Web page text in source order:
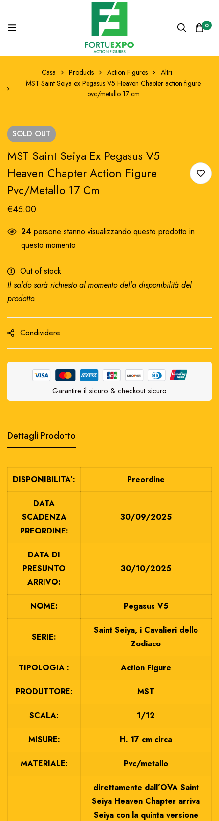
0
Casa Products Action Figures
Altri
MST Saint Seiya ex Pegasus V5 Heaven Chapter action figure
pvc/metallo 17 cm
SOLD OUT
MST Saint Seiya Ex Pegasus V5
Heaven Chapter Action Figure
Pvc/metallo 17 Cm
€45.00
24 persone stanno visualizzando questo prodotto in
questo momento
Out of stock
Il saldo sarà richiesto al momento della disponibilità del
prodotto.
Condividere
Garantire il sicuro & checkout sicuro
Dettagli Prodotto
DISPONIBILITA’: Preordine
DATA
SCADENZA
PREORDINE:
30/09/2025
DATA DI
PRESUNTO
ARRIVO:
30/10/2025
NOME: Pegasus V5
SERIE:
Saint Seiya, i Cavalieri dello
Zodiaco
TIPOLOGIA : Action Figure
PRODUTTORE: MST
SCALA: 1/12
MISURE: H. 17 cm circa
MATERIALE: Pvc/metallo
direttamente dall’OVA Saint
Seiya Heaven Chapter arriva
Seiya con la quinta versione